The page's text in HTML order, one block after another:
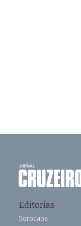
Editorias
Sorocaba